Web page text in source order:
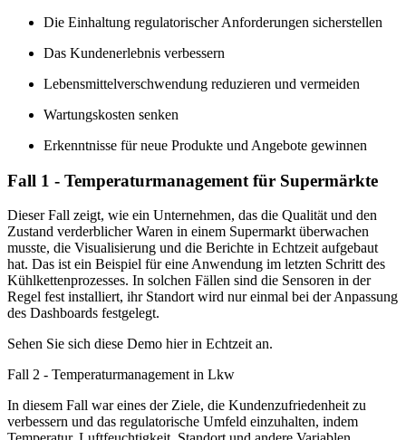
Die Einhaltung regulatorischer Anforderungen sicherstellen
Das Kundenerlebnis verbessern
Lebensmittelverschwendung reduzieren und vermeiden
Wartungskosten senken
Erkenntnisse für neue Produkte und Angebote gewinnen
Fall 1 - Temperaturmanagement für Supermärkte
Dieser Fall zeigt, wie ein Unternehmen, das die Qualität und den
Zustand verderblicher Waren in einem Supermarkt überwachen
musste, die Visualisierung und die Berichte in Echtzeit aufgebaut
hat. Das ist ein Beispiel für eine Anwendung im letzten Schritt des
Kühlkettenprozesses. In solchen Fällen sind die Sensoren in der
Regel fest installiert, ihr Standort wird nur einmal bei der Anpassung
des Dashboards festgelegt.
Sehen Sie sich diese Demo hier in Echtzeit an.
Fall 2 - Temperaturmanagement in Lkw
In diesem Fall war eines der Ziele, die Kundenzufriedenheit zu
verbessern und das regulatorische Umfeld einzuhalten, indem